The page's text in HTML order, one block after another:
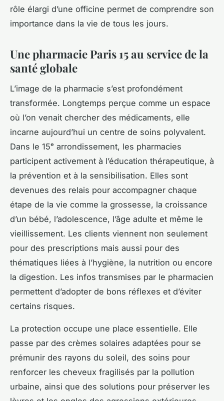
rôle élargi d’une officine permet de comprendre son
importance dans la vie de tous les jours.
Une pharmacie Paris 15 au service de la
santé globale
L’image de la pharmacie s’est profondément
transformée. Longtemps perçue comme un espace
où l’on venait chercher des médicaments, elle
incarne aujourd’hui un centre de soins polyvalent.
Dans le 15ᵉ arrondissement, les pharmacies
participent activement à l’éducation thérapeutique, à
la prévention et à la sensibilisation. Elles sont
devenues des relais pour accompagner chaque
étape de la vie comme la grossesse, la croissance
d’un bébé, l’adolescence, l’âge adulte et même le
vieillissement. Les clients viennent non seulement
pour des prescriptions mais aussi pour des
thématiques liées à l’hygiène, la nutrition ou encore
la digestion. Les infos transmises par le pharmacien
permettent d’adopter de bons réflexes et d’éviter
certains risques.
La protection occupe une place essentielle. Elle
passe par des crèmes solaires adaptées pour se
prémunir des rayons du soleil, des soins pour
renforcer les cheveux fragilisés par la pollution
urbaine, ainsi que des solutions pour préserver les